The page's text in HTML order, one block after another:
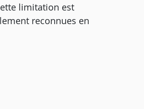
limitation est
reconnues en